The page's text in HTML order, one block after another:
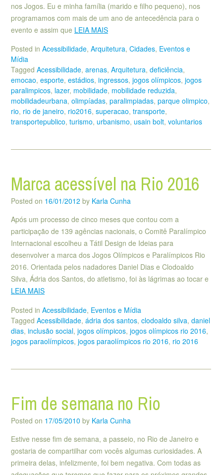
nos Jogos. Eu e minha família (marido e filho pequeno), nos
programamos com mais de um ano de antecedência para o
evento e assim que LEIA MAIS
Posted in Acessibilidade, Arquitetura, Cidades, Eventos e
Mídia
Tagged Acessibilidade, arenas, Arquitetura, deficiência,
emocao, esporte, estádios, ingressos, jogos olímpicos, jogos
paralimpicos, lazer, mobilidade, mobilidade reduzida,
mobilidadeurbana, olimpíadas, paralimpiadas, parque olimpico,
rio, rio de janeiro, rio2016, superacao, transporte,
transportepublico, turismo, urbanismo, usain bolt, voluntarios
Marca acessível na Rio 2016
Posted on 16/01/2012 by Karla Cunha
Após um processo de cinco meses que contou com a
participação de 139 agências nacionais, o Comitê Paralímpico
Internacional escolheu a Tátil Design de Ideias para
desenvolver a marca dos Jogos Olímpicos e Paralímpicos Rio
2016. Orientada pelos nadadores Daniel Dias e Clodoaldo
Silva, Ádria dos Santos, do atletismo, foi às lágrimas ao tocar e
LEIA MAIS
Posted in Acessibilidade, Eventos e Mídia
Tagged Acessibilidade, ádria dos santos, clodoaldo silva, daniel
dias, inclusão social, jogos olímpicos, jogos olímpicos rio 2016,
jogos paraolímpicos, jogos paraolímpicos rio 2016, rio 2016
Fim de semana no Rio
Posted on 17/05/2010 by Karla Cunha
Estive nesse fim de semana, a passeio, no Rio de Janeiro e
gostaria de compartilhar com vocês algumas curiosidades. A
primeira delas, infelizmente, foi bem negativa. Com todas as